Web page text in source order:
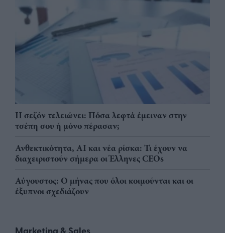
Η σεζόν τελειώνει: Πόσα λεφτά έμειναν στην
τσέπη σου ή μόνο πέρασαν;
Ανθεκτικότητα, AI και νέα ρίσκα: Τι έχουν να
διαχειριστούν σήμερα οι Έλληνες CEOs
Αύγουστος: Ο μήνας που όλοι κοιμούνται και οι
έξυπνοι σχεδιάζουν